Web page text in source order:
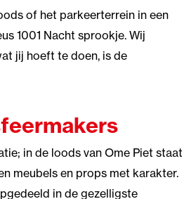
of het parkeerterrein in een
1001 Nacht sprookje. Wij
jij hoeft te doen, is de
in de loods van Ome Piet staat
meubels en props met karakter.
in de gezelligste